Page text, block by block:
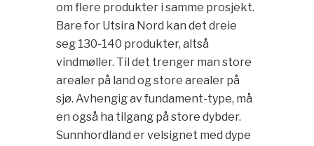
om flere produkter i samme prosjekt.
Bare for Utsira Nord kan det dreie
seg 130-140 produkter, altså
vindmøller. Til det trenger man store
arealer på land og store arealer på
sjø. Avhengig av fundament-type, må
en også ha tilgang på store dybder.
Sunnhordland er velsignet med dype